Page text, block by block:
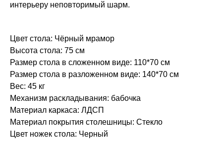
интерьеру неповторимый шарм.
Цвет стола: Чёрный мрамор
Высота стола: 75 см
Размер стола в сложенном виде: 110*70 см
Размер стола в разложенном виде: 140*70 см
Вес: 45 кг
Механизм раскладывания: бабочка
Материал каркаса: ЛДСП
Материал покрытия столешницы: Стекло
Цвет ножек стола: Черный